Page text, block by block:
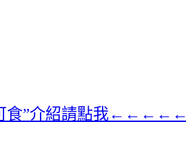
食”介紹請點我←←←←←